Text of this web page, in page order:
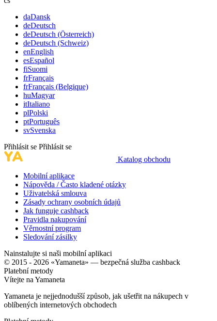
daDansk
deDeutsch
deDeutsch (Österreich)
deDeutsch (Schweiz)
enEnglish
esEspañol
fiSuomi
frFrançais
frFrançais (Belgique)
huMagyar
itItaliano
plPolski
ptPortuguês
svSvenska
Přihlásit se Přihlásit se
Katalog obchodu
Mobilní aplikace
Nápověda / Často kladené otázky
Uživatelská smlouva
Zásady ochrany osobních údajů
Jak funguje cashback
Pravidla nakupování
Věrnostní program
Sledování zásilky
Nainstalujte si naši mobilní aplikaci
© 2015 - 2026 «Yamaneta» — bezpečná služba cashback
Platební metody
Vítejte na Yamaneta
Yamaneta je nejjednodušší způsob, jak ušetřit na nákupech v
oblíbených internetových obchodech